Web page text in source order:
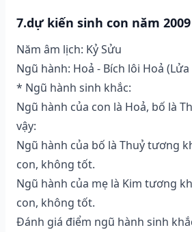
7.dự kiến sinh con năm 2009
Năm âm lịch: Kỷ Sửu
Ngũ hành: Hoả - Bích lôi Hoả
* Ngũ hành sinh khắc:
Ngũ hành của con là Hoả, bố là
vậy:
Ngũ hành của bố là Thuỷ tương
con, không tốt.
Ngũ hành của mẹ là Kim tương
con, không tốt.
Đánh giá điểm ngũ hành sinh